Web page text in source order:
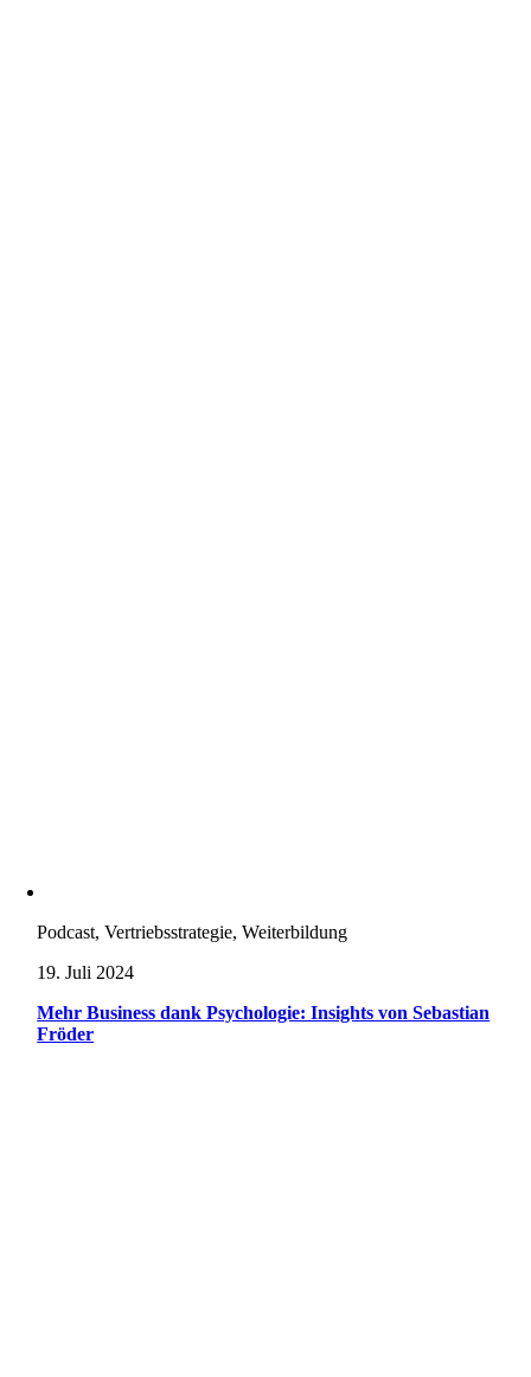
Podcast, Vertriebsstrategie, Weiterbildung
19. Juli 2024
Mehr Business dank Psychologie: Insights von Sebastian
Fröder